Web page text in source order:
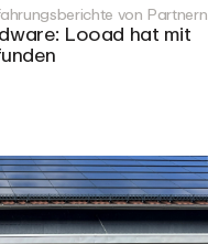
von Partnern
Looad hat mit